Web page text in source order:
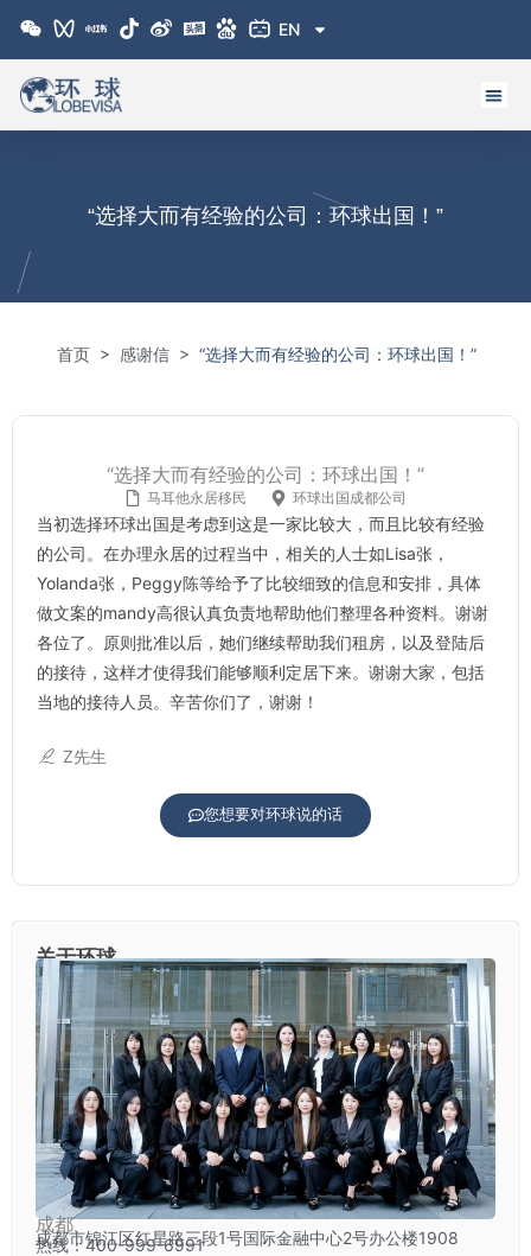
EN
“选择大而有经验的公司：环球出国！”
首页 > 感谢信 > “选择大而有经验的公司：环球出国！”
“选择大而有经验的公司：环球出国！”
马耳他永居移民 环球出国成都公司
当初选择环球出国是考虑到这是一家比较大，而且比较有经验
的公司。在办理永居的过程当中，相关的人士如Lisa张，
Yolanda张，Peggy陈等给予了比较细致的信息和安排，具体
做文案的mandy高很认真负责地帮助他们整理各种资料。谢谢
各位了。原则批准以后，她们继续帮助我们租房，以及登陆后
的接待，这样才使得我们能够顺利定居下来。谢谢大家，包括
当地的接待人员。辛苦你们了，谢谢！
Z先生
您想要对环球说的话
关于环球
成都
成都市锦江区红星路三段1号国际金融中心2号办公楼1908
热线：400-999-6991